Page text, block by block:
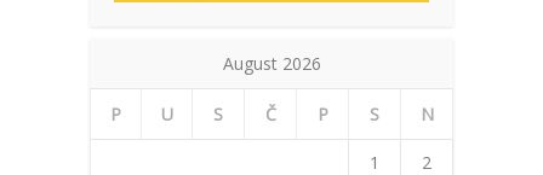
August 2026
P U S Č P S N
1
2